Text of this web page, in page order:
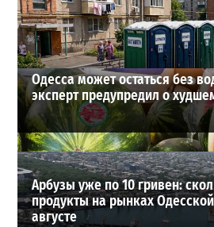
28-07-2026 в 06:47
ВИБОР РЕДАКЦИИ
Одесса может остаться без
эксперт предупредил о
Арбузы уже по 10 гривен:
продукты на рынках
августе